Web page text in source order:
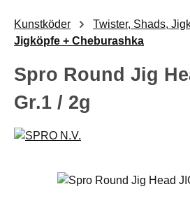
Kunstköder
Twister, Shads,
Jigköpfe + Cheburashka
Spro Round Jig
Gr.1 / 2g
Bildergalerie überspringen